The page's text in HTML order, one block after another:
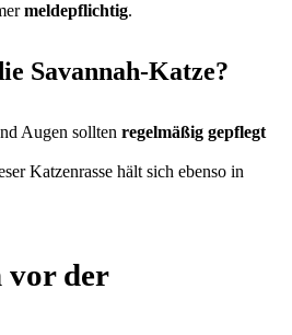
meldepflichtig.
Savannah-Katze?
Augen sollten regelmäßig gepflegt
Katzenrasse hält sich ebenso in
vor der